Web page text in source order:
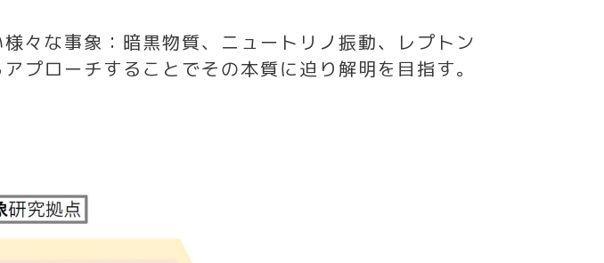
々な事象：暗黒物質、ニュートリノ振動、レプトン
プローチすることでその本質に迫り解明を目指す。